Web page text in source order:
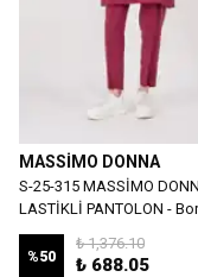
MASSİMO DONNA
S-25-315 MASSİMO
LASTİKLİ PANTOLON -
%50
₺ 1,376.10
₺ 688.05